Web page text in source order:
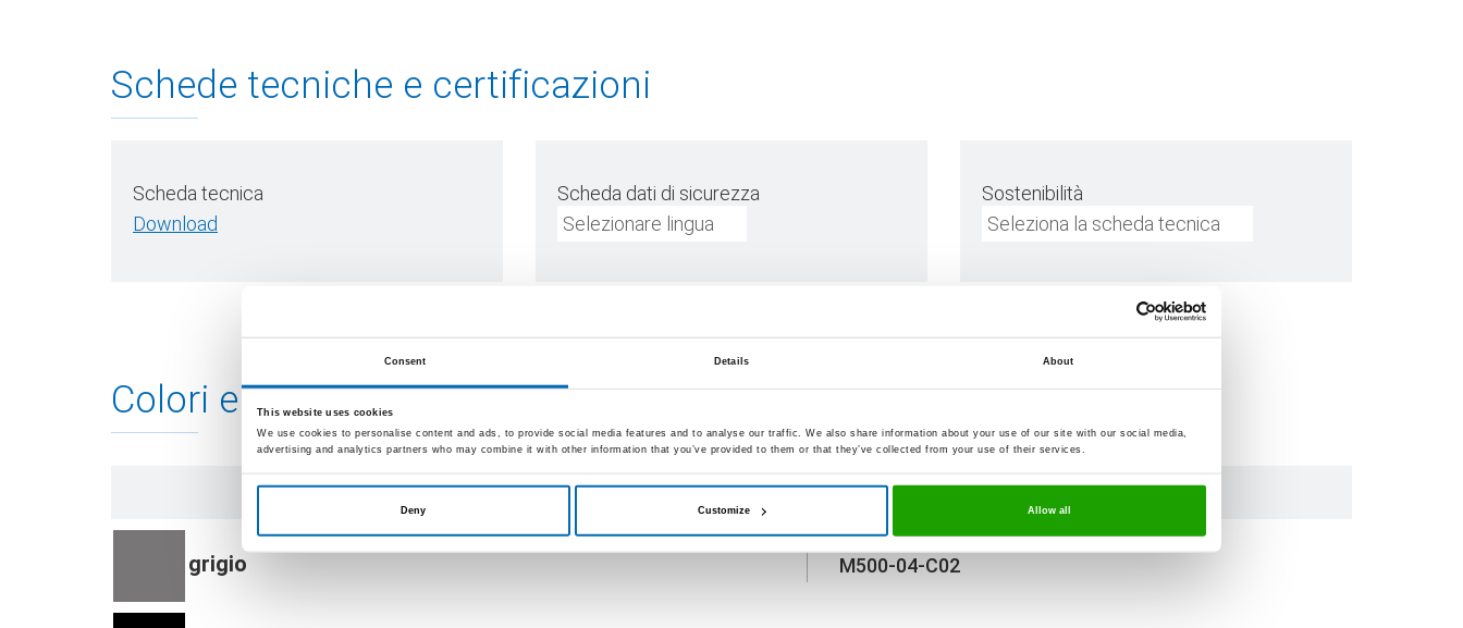
Consent Details About
This website uses cookies
We use cookies to personalise content and ads, to provide social media features and to analyse our traffic. We also share information about your use of our site with our social media,
advertising and analytics partners who may combine it with other information that you’ve provided to them or that they’ve collected from your use of their services.
Deny Customize Allow all
Schede tecniche e certificazioni
Scheda tecnica
Download
Scheda dati di sicurezza
Selezionare lingua
Sostenibilità
Seleziona la scheda tecnica
Colori e imballaggio
Cartuccia da 310 ml
grigio M500-04-C02